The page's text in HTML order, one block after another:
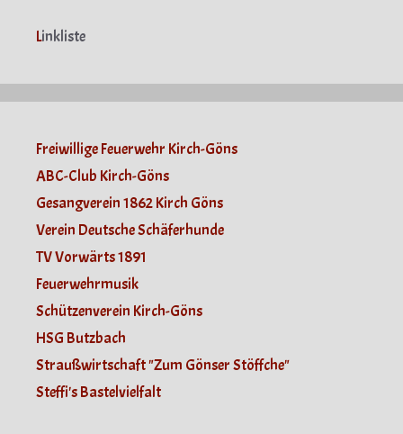
Linkliste
Freiwillige Feuerwehr Kirch-Göns
ABC-Club Kirch-Göns
Gesangverein 1862 Kirch Göns
Verein Deutsche Schäferhunde
TV Vorwärts 1891
Feuerwehrmusik
Schützenverein Kirch-Göns
HSG Butzbach
Straußwirtschaft "Zum Gönser Stöffche"
Steffi's Bastelvielfalt